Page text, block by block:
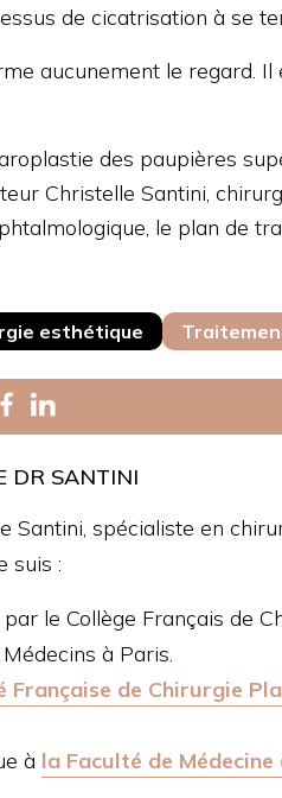
de cicatrisation à se
aucunement le regard.
des paupières
Christelle Santini,
le plan de
esthétique
DR SANTINI
Santini, spécialiste en
suis :
le Collège Français de
à Paris.
Française de Chirurgie
à la Faculté de Médecine